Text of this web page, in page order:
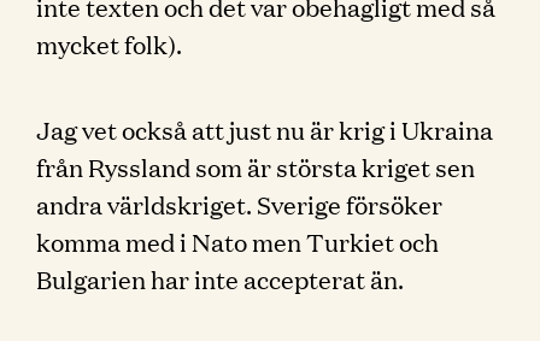
mycket folk).
Jag vet också att just nu är krig i Ukraina
från Ryssland som är största kriget sen
andra världskriget. Sverige försöker
komma med i Nato men Turkiet och
Bulgarien har inte accepterat än.